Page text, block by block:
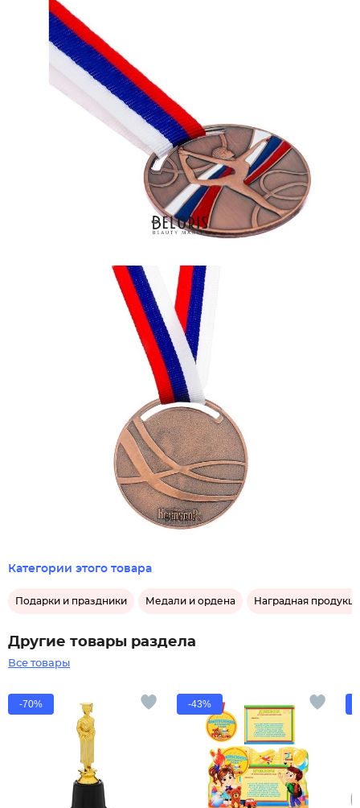
Категории этого товара
Подарки и праздники Медали и ордена Наградная
Другие товары раздела
Все товары
-70% -43%